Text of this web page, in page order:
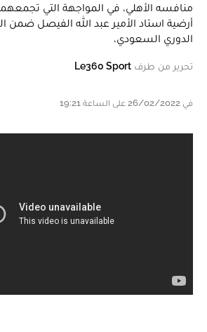
منافسه الأهلي، في المواجهة التي
الدوري السعودي،
تحرير من طرف Le360 Sport
في 26/02/2022 على الساعة 19:21